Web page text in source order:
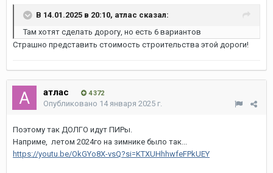
В 14.01.2025 в 20:10, атлас сказал:
Там хотят сделать дорогу, но есть 6 вариантов
Страшно представить стоимость строительства этой дороги!
атлас 4 372
Опубликовано 14 января 2025 г.
Поэтому так ДОЛГО идут ПИРы.
Наприме, летом 2024го на зимнике было так...
https://youtu.be/OkGYo8X-vsQ?si=KTXUHhhwfeFPkUEY